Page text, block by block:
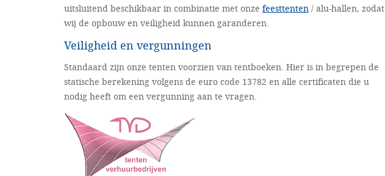
uitsluitend beschikbaar in combinatie met onze feesttenten/ alu-hallen, zodat
wij de opbouw en veiligheid kunnen garanderen.
Veiligheid en vergunningen
Standaard zijn onze tenten voorzien van tentboeken. Hier is in begrepen de
statische berekening volgens de euro code 13782 en alle certificaten die u
nodig heeft om een vergunning aan te vragen.